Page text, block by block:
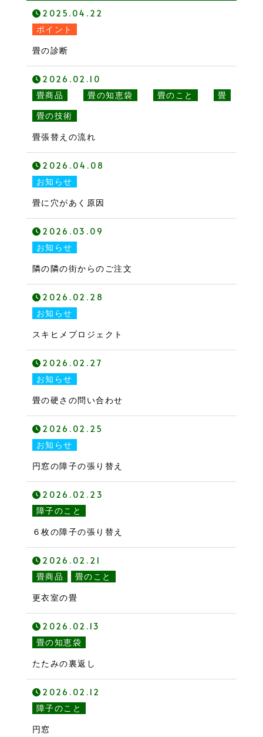
2025.04.22
ポイント
畳の診断
2026.02.10
畳商品 畳の知恵袋 畳のこと 畳
畳の技術
畳張替えの流れ
2026.04.08
お知らせ
畳に穴があく原因
2026.03.09
お知らせ
隣の隣の街からのご注文
2026.02.28
お知らせ
スキヒメプロジェクト
2026.02.27
お知らせ
畳の硬さの問い合わせ
2026.02.25
お知らせ
円窓の障子の張り替え
2026.02.23
障子のこと
６枚の障子の張り替え
2026.02.21
畳商品 畳のこと
更衣室の畳
2026.02.13
畳の知恵袋
たたみの裏返し
2026.02.12
障子のこと
円窓